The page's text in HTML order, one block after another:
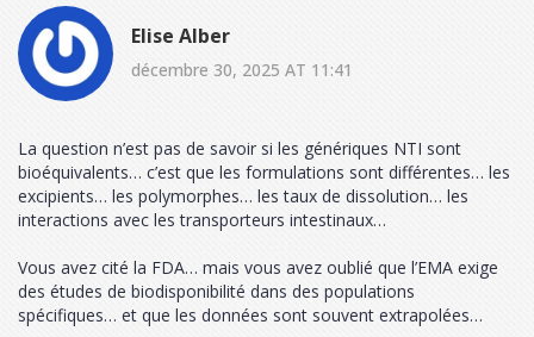
Elise Alber
décembre 30, 2025 AT 11:41
La question n’est pas de savoir si les génériques NTI sont
bioéquivalents… c’est que les formulations sont différentes… les
excipients… les polymorphes… les taux de dissolution… les
interactions avec les transporteurs intestinaux…
Vous avez cité la FDA… mais vous avez oublié que l’EMA exige
des études de biodisponibilité dans des populations
spécifiques… et que les données sont souvent extrapolées…